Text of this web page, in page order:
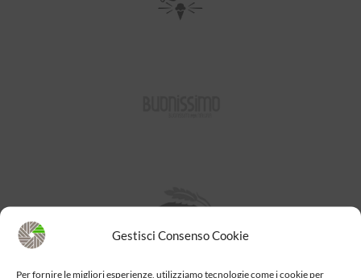
Gestisci Consenso Cookie
Per fornire le migliori esperienze, utilizziamo tecnologie come i cookie per